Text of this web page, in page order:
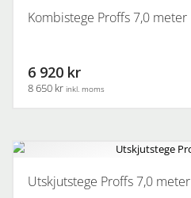
Kombistege Proffs 7,0 meter
6 920 kr
8 650 kr inkl. moms
Utskjutstege Proffs 7,0 meter